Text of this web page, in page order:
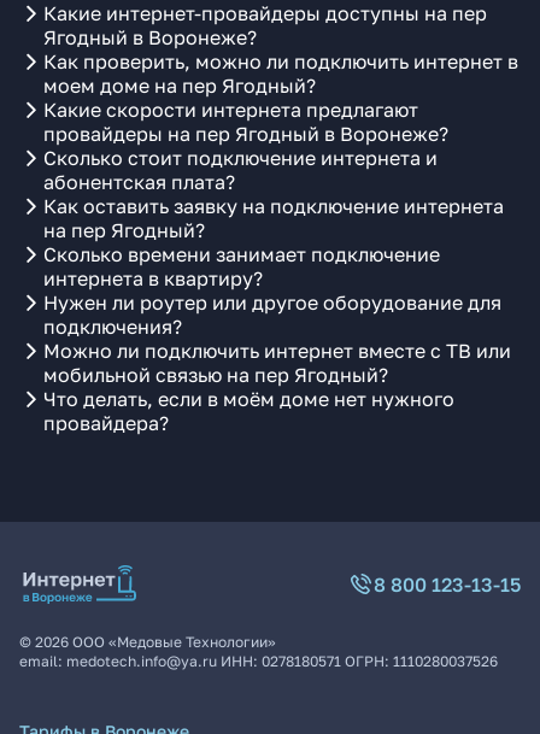
Какие интернет-провайдеры доступны на пер
Ягодный в Воронеже?
Как проверить, можно ли подключить интернет в
моем доме на пер Ягодный?
Какие скорости интернета предлагают
провайдеры на пер Ягодный в Воронеже?
Сколько стоит подключение интернета и
абонентская плата?
Как оставить заявку на подключение интернета
на пер Ягодный?
Сколько времени занимает подключение
интернета в квартиру?
Нужен ли роутер или другое оборудование для
подключения?
Можно ли подключить интернет вместе с ТВ или
мобильной связью на пер Ягодный?
Что делать, если в моём доме нет нужного
провайдера?
8 800 123-13-15
© 2026 ООО «Медовые Технологии»
email: medotech.info@ya.ru ИНН: 0278180571 ОГРН: 1110280037526